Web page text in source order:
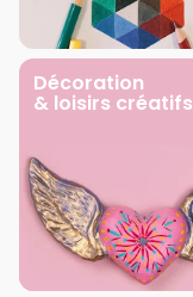
Décoration
& loisirs créatifs